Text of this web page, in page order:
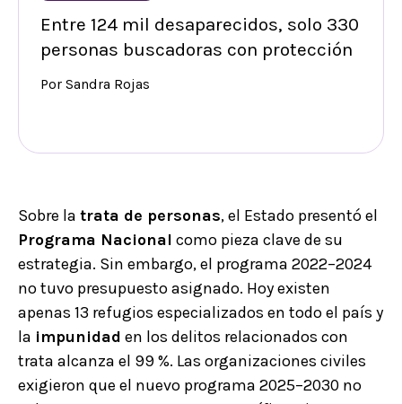
Entre 124 mil desaparecidos, solo 330
personas buscadoras con protección
Por Sandra Rojas
Sobre la trata de personas, el Estado presentó el
Programa Nacional como pieza clave de su
estrategia. Sin embargo, el programa 2022–2024
no tuvo presupuesto asignado. Hoy existen
apenas 13 refugios especializados en todo el país y
la impunidad en los delitos relacionados con
trata alcanza el 99 %. Las organizaciones civiles
exigieron que el nuevo programa 2025–2030 no